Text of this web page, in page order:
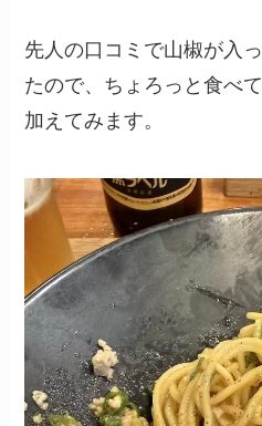
先人の口コミで山椒が入
たので、ちょろっと食べ
加えてみます。